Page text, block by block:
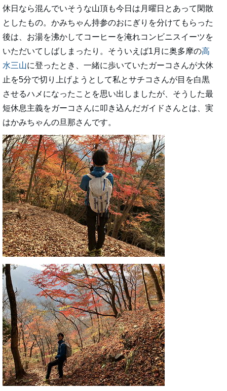
休日なら混んでいそうな山頂も今日は月曜日とあって閑散
としたもの。かみちゃん持参のおにぎりを分けてもらった
後は、お湯を沸かしてコーヒーを淹れコンビニスイーツを
いただいてしばしまったり。そういえば1月に奥多摩の高
水三山に登ったとき、一緒に歩いていたガーコさんが大休
止を5分で切り上げようとして私とサチコさんが目を白黒
させるハメになったことを思い出しましたが、そうした最
短休息主義をガーコさんに叩き込んだガイドさんとは、実
はかみちゃんの旦那さんです。